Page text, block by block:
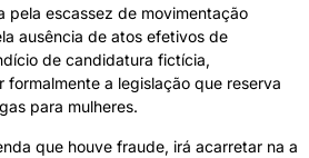
pela escassez de movimentação
ausência de atos efetivos de
de candidatura fictícia,
formalmente a legislação que reserva
para mulheres.
que houve fraude, irá acarretar na a